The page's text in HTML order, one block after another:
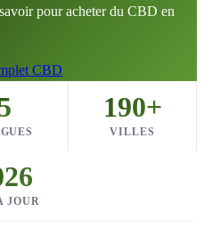
pour acheter du CBD en
CBD
190+
VILLES
JOUR